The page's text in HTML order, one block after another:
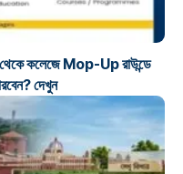
কলেজে Mop-Up রাউন্ডে
দেখুন